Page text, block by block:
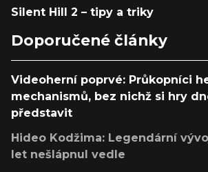
Silent Hill 2 – tipy a triky
Doporučené články
Videoherní poprvé: Průkopníci
mechanismů, bez nichž si hry
představit
Hideo Kodžima: Legendární
let nešlápnul vedle